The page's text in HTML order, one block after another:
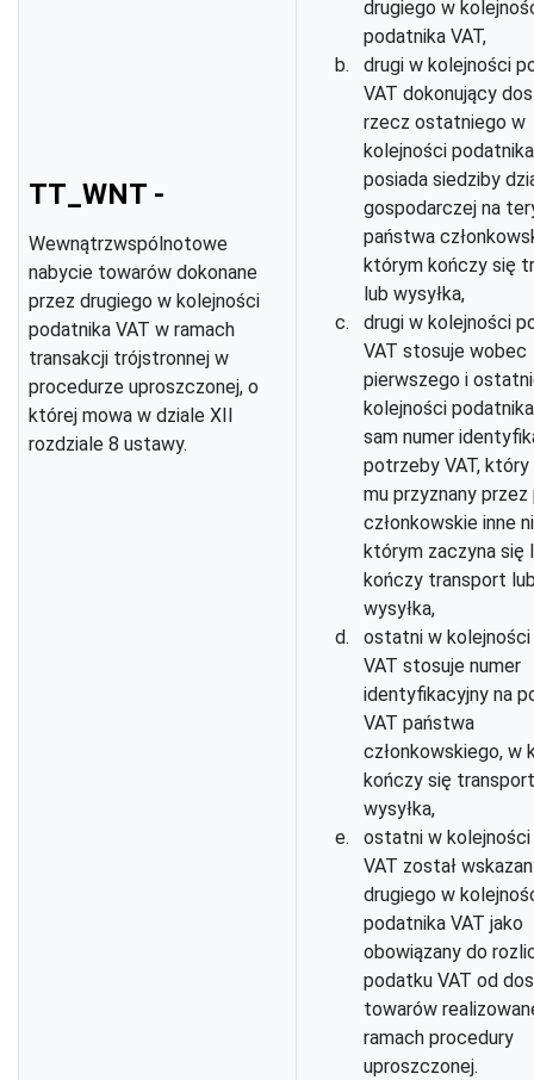
TT_WNT -
Wewnątrzwspólnotowe
nabycie towarów dokonane
przez drugiego w kolejności
podatnika VAT w ramach
transakcji trójstronnej w
procedurze uproszczonej, o
której mowa w dziale XII
rozdziale 8 ustawy.
drugiego w
podatnika VAT,
drugi w kolejności
VAT dokonujący
rzecz ostatniego w
kolejności
posiada siedziby
gospodarczej na
państwa
którym kończy się
lub wysyłka,
drugi w kolejności
VAT stosuje wobec
pierwszego i
kolejności
sam numer
potrzeby VAT, który
mu przyznany
członkowskie inne
którym zaczyna się
kończy transport
wysyłka,
ostatni w
VAT stosuje numer
identyfikacyjny na
VAT państwa
członkowskiego, w
kończy się
wysyłka,
ostatni w
VAT został
drugiego w
podatnika VAT jako
obowiązany do
podatku VAT od
towarów
ramach procedury
uproszczonej.